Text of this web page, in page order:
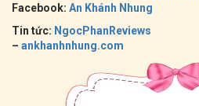
Facebook: An Khánh Nhung
Tin tức: NgocPhanReviews
– ankhanhnhung.com